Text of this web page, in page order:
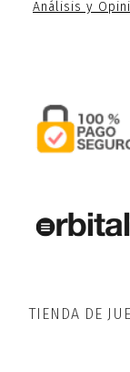
Análisis y
TIENDA DE